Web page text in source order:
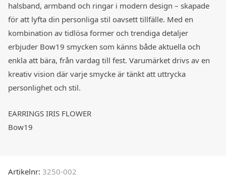
halsband, armband och ringar i modern design – skapade
för att lyfta din personliga stil oavsett tillfälle. Med en
kombination av tidlösa former och trendiga detaljer
erbjuder Bow19 smycken som känns både aktuella och
enkla att bära, från vardag till fest. Varumärket drivs av en
kreativ vision där varje smycke är tänkt att uttrycka
personlighet och stil.
EARRINGS IRIS FLOWER
Bow19
Artikelnr: 3250-002